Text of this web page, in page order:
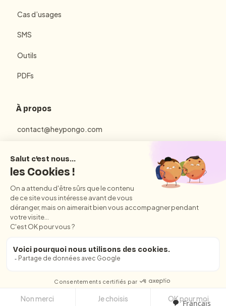
Cas d’usages
SMS
Outils
PDFs
À propos
contact@heypongo.com
Politique de Confidentialité
Conditions Générales d'Utilisation et de Vente
Français